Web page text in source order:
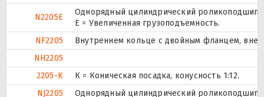
N2205E
Однорядный цилиндрический
Е = Увеличенная грузоподъемность.
NF2205
Внутреннем кольце с двойным фланцем,
NH2205
2205-K
К = Коническая посадка, конусность 1:12.
NJ2205
Однорядный цилиндрический